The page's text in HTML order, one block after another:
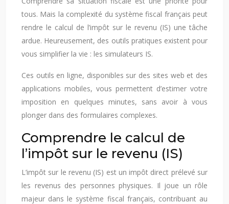
tous. Mais la complexité du système fiscal français peut
rendre le calcul de l’impôt sur le revenu (IS) une tâche
ardue. Heureusement, des outils pratiques existent pour
vous simplifier la vie : les simulateurs IS.
Ces outils en ligne, disponibles sur des sites web et des
applications mobiles, vous permettent d’estimer votre
imposition en quelques minutes, sans avoir à vous
plonger dans des formulaires complexes.
Comprendre le calcul de
l’impôt sur le revenu (IS)
L’impôt sur le revenu (IS) est un impôt direct prélevé sur
les revenus des personnes physiques. Il joue un rôle
majeur dans le système fiscal français, contribuant au